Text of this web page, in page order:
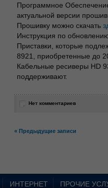
Программное
актуальной версии
Прошивку можно скачать
Инструкция по
Приставки, которые
8921, приобретенные до
Кабельные ресиверы HD
поддерживают.
Нет комментариев
« Предыдущие записи
ИНТЕРНЕТ ПРОЧИЕ